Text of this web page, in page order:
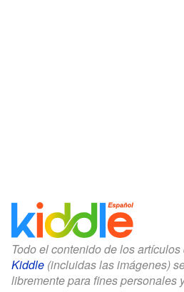
Todo el contenido de los artículos
Kiddle (incluidas las imágenes)
libremente para fines personales